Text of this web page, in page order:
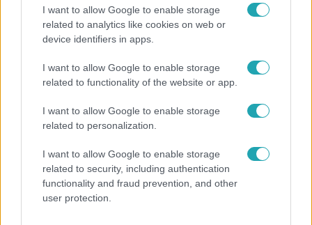
I want to allow Google to enable storage
related to analytics like cookies on web or
device identifiers in apps.
I want to allow Google to enable storage
related to functionality of the website or app.
I want to allow Google to enable storage
related to personalization.
I want to allow Google to enable storage
related to security, including authentication
functionality and fraud prevention, and other
user protection.
2021. január 4. 12:45
EXTRA: Hoppá! Szerelmi háromszög alakul a
Villában?
A villalakók először csak Amanda egykori helyét
vizsgálgatták, ám végül nem csak a besüppedt ágy
is fény derült a hálóban.